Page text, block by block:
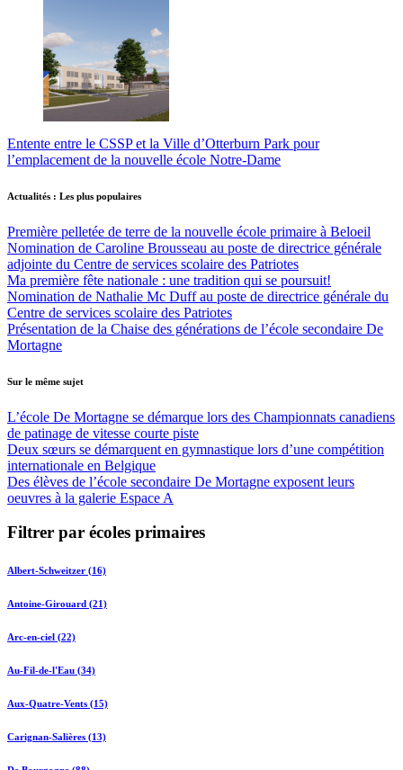
Entente entre le CSSP et la Ville d’Otterburn Park pour
l’emplacement de la nouvelle école Notre-Dame
Actualités : Les plus populaires
Première pelletée de terre de la nouvelle école primaire à Beloeil
Nomination de Caroline Brousseau au poste de directrice générale
adjointe du Centre de services scolaire des Patriotes
Ma première fête nationale : une tradition qui se poursuit!
Nomination de Nathalie Mc Duff au poste de directrice générale du
Centre de services scolaire des Patriotes
Présentation de la Chaise des générations de l’école secondaire De
Mortagne
Sur le même sujet
L’école De Mortagne se démarque lors des Championnats canadiens
de patinage de vitesse courte piste
Deux sœurs se démarquent en gymnastique lors d’une compétition
internationale en Belgique
Des élèves de l’école secondaire De Mortagne exposent leurs
oeuvres à la galerie Espace A
Filtrer par écoles primaires
Albert-Schweitzer (16)
Antoine-Girouard (21)
Arc-en-ciel (22)
Au-Fil-de-l'Eau (34)
Aux-Quatre-Vents (15)
Carignan-Salières (13)